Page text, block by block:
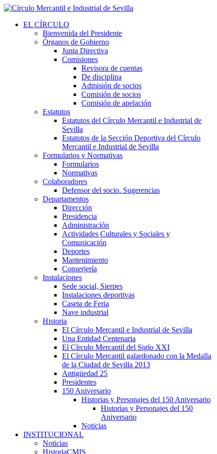
EL CÍRCULO
Bienvenida del Presidente
Órganos de Gobierno
Junta Directiva
Comisiones
Revisora de cuentas
De disciplina
Admisión de socios
Comisión de socios
Comisión de apelación
Estatutos
Estatutos del Círculo Mercantil e Industrial de
Sevilla
Estatutos de la Sección Deportiva del Círculo
Mercantil e Industrial de Sevilla
Formularios y Normativas
Formularios
Normativas
Colaboradores
Defensor del socio. Sugerencias
Departamentos
Dirección
Presidencia
Administración
Actividades Culturales y Sociales y
Comunicación
Deportes
Mantenimiento
Conserjería
Instalaciones
Sede social, Sierpes
Instalaciones deportivas
Caseta de Feria
Nave industrial
Historia
El Círculo Mercantil e Industrial de Sevilla
Una Entidad Centenaria
El Círculo Mercantil del Siglo XXI
El Círculo Mercantil galardonado con la Medalla
de la Ciudad de Sevilla 2013
Antigüedad 25
Presidentes
150 Aniversario
Historias y Personajes del 150 Aniversario
Historias y Personajes del 150
Aniversario
Noticias
INSTITUCIONAL
Noticias
HistoriaCMIS